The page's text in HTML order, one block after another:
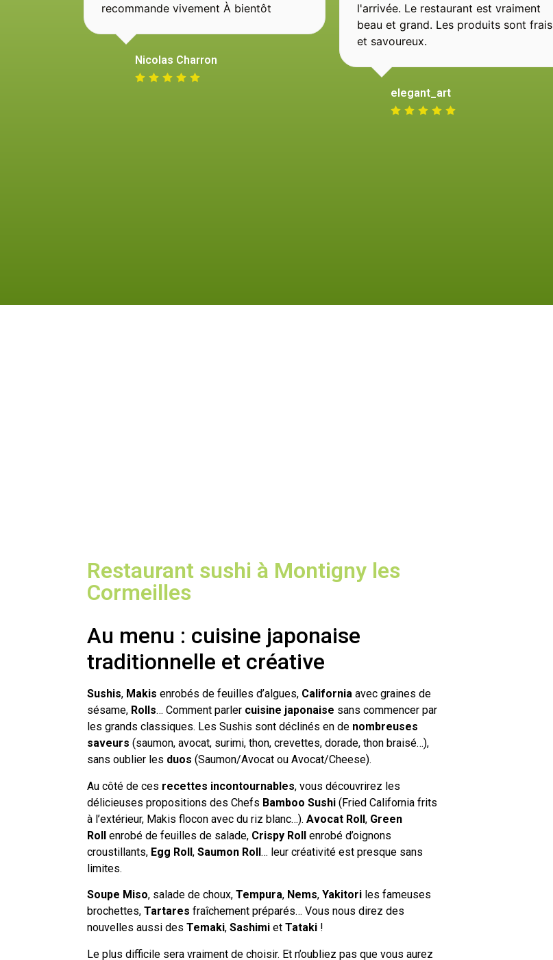
Nicolas Charron
recommande vivement À bientôt
elegant_art
l'arrivée. Le restaurant est vraiment
beau et grand. Les produits sont frais
et savoureux.
Restaurant sushi à Montigny les
Cormeilles
Au menu : cuisine japonaise
traditionnelle et créative
Sushis, Makis enrobés de feuilles d’algues, California avec graines de
sésame, Rolls… Comment parler cuisine japonaise sans commencer par
les grands classiques. Les Sushis sont déclinés en de nombreuses
saveurs (saumon, avocat, surimi, thon, crevettes, dorade, thon braisé…),
sans oublier les duos (Saumon/Avocat ou Avocat/Cheese).
Au côté de ces recettes incontournables, vous découvrirez les
délicieuses propositions des Chefs Bamboo Sushi (Fried California frits
à l’extérieur, Makis flocon avec du riz blanc…). Avocat Roll, Green
Roll enrobé de feuilles de salade, Crispy Roll enrobé d’oignons
croustillants, Egg Roll, Saumon Roll… leur créativité est presque sans
limites.
Soupe Miso, salade de choux, Tempura, Nems, Yakitori les fameuses
brochettes, Tartares fraîchement préparés… Vous nous direz des
nouvelles aussi des Temaki, Sashimi et Tataki !
Le plus difficile sera vraiment de choisir. Et n’oubliez pas que vous aurez